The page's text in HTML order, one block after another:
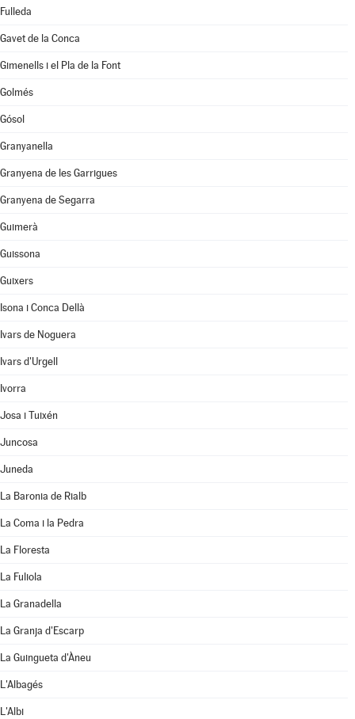
Fulleda
Gavet de la Conca
Gimenells i el Pla de la Font
Golmés
Gósol
Granyanella
Granyena de les Garrigues
Granyena de Segarra
Guimerà
Guissona
Guixers
Isona i Conca Dellà
Ivars de Noguera
Ivars d'Urgell
Ivorra
Josa i Tuixén
Juncosa
Juneda
La Baronia de Rialb
La Coma i la Pedra
La Floresta
La Fuliola
La Granadella
La Granja d'Escarp
La Guingueta d'Àneu
L'Albagés
L'Albi